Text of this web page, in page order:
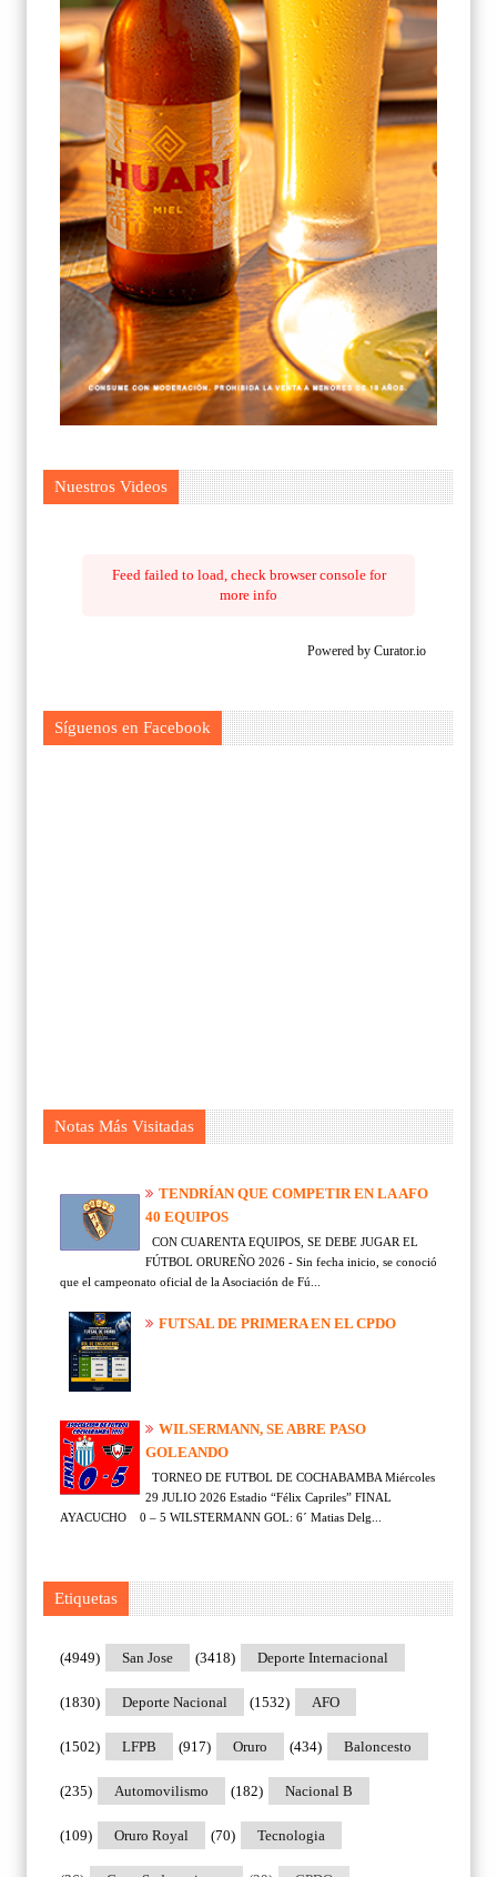
Nuestros Videos
Feed failed to load, check browser console for
more info
Powered by Curator.io
Síguenos en Facebook
Notas Más Visitadas
TENDRÍAN QUE COMPETIR EN LA AFO
40 EQUIPOS
CON CUARENTA EQUIPOS, SE DEBE JUGAR EL
FÚTBOL ORUREÑO 2026 - Sin fecha inicio, se conoció
que el campeonato oficial de la Asociación de Fú...
FUTSAL DE PRIMERA EN EL CPDO
WILSERMANN, SE ABRE PASO
GOLEANDO
TORNEO DE FUTBOL DE COCHABAMBA Miércoles
29 JULIO 2026 Estadio “Félix Capriles” FINAL
AYACUCHO 0 – 5 WILSTERMANN GOL: 6´ Matias Delg...
Etiquetas
San Jose
(4949) Deporte Internacional
(3418)
Deporte Nacional
(1830) AFO
(1532)
LFPB
(1502) Oruro
(917) Baloncesto
(434)
Automovilismo
(235) Nacional B
(182)
Oruro Royal
(109) Tecnologia
(70)